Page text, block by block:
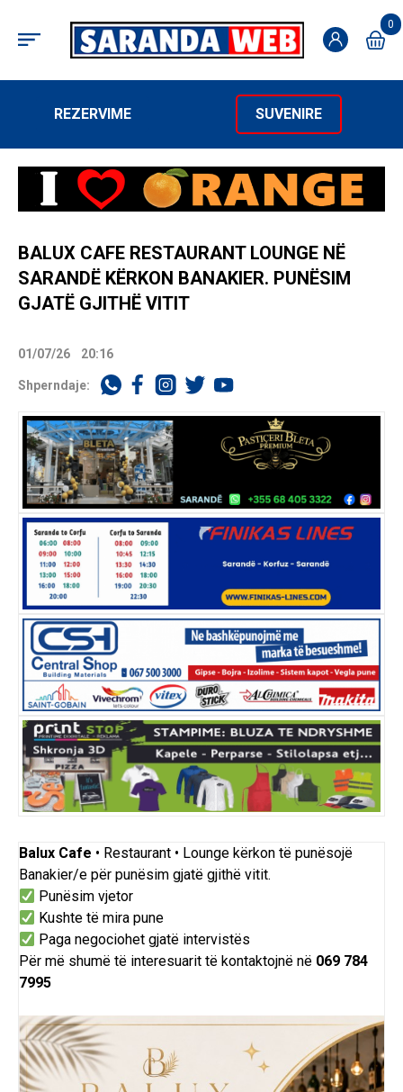
0
REZERVIME SUVENIRE
BALUX CAFE RESTAURANT LOUNGE NË
SARANDË KËRKON BANAKIER. PUNËSIM
GJATË GJITHË VITIT
01/07/26 20:16
Shperndaje:
Balux Cafe • Restaurant • Lounge kërkon të punësojë
Banakier/e për punësim gjatë gjithë vitit.
Punësim vjetor
Kushte të mira pune
Paga negociohet gjatë intervistës
Për më shumë të interesuarit të kontaktojnë në 069 784
7995